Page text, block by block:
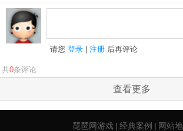
请您登录 |注册 后再评论
共0条评论
查看更多
琵琶网游戏 | 经典案例 | 网站